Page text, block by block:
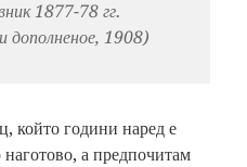
1877-78 гг.
дополненое, 1908)
който години наред е
а предпочитам